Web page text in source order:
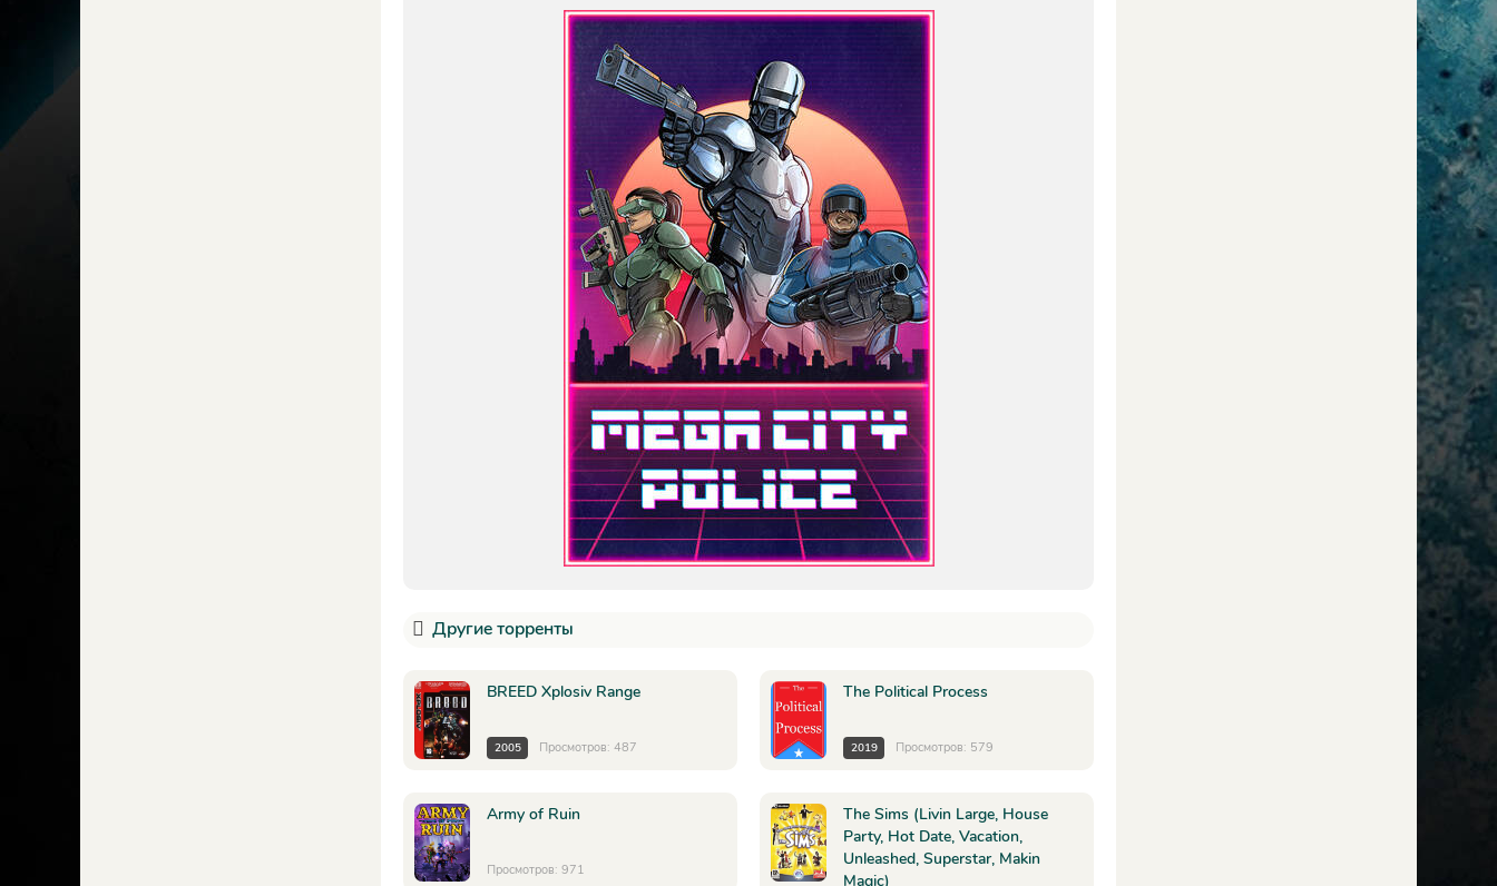
Другие торренты
BREED Xplosiv Range
2005 Просмотров: 487
The Political Process
2019 Просмотров: 579
Army of Ruin
Просмотров: 971
The Sims (Livin Large, House
Party, Hot Date, Vacation,
Unleashed, Superstar, Makin
Magic)